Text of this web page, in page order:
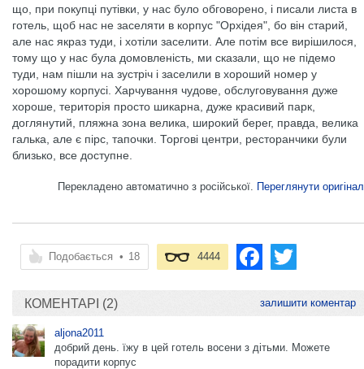
що, при покупці путівки, у нас було обговорено, і писали листа в
готель, щоб нас не заселяти в корпус "Орхідея", бо він старий,
але нас якраз туди, і хотіли заселити. Але потім все вирішилося,
тому що у нас була домовленість, ми сказали, що не підемо
туди, нам пішли на зустріч і заселили в хороший номер у
хорошому корпусі. Харчування чудове, обслуговування дуже
хороше, територія просто шикарна, дуже красивий парк,
доглянутий, пляжна зона велика, широкий берег, правда, велика
галька, але є пірс, тапочки. Торгові центри, ресторанчики були
близько, все доступне.
Перекладено автоматично з російської. Переглянути оригінал
Подобається • 18 4444
КОМЕНТАРІ (2) залишити коментар
aljona2011
добрий день. їжу в цей готель восени з дітьми. Можете
порадити корпус